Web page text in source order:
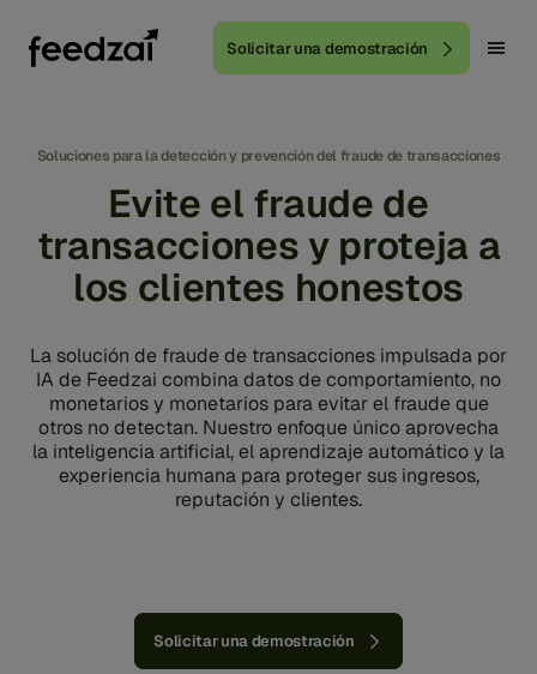
Solicitar una demostración
Soluciones para la detección y prevención del fraude de transacciones
Evite el fraude de
transacciones y proteja a
los clientes honestos
La solución de fraude de transacciones impulsada por
IA de Feedzai combina datos de comportamiento, no
monetarios y monetarios para evitar el fraude que
otros no detectan. Nuestro enfoque único aprovecha
la inteligencia artificial, el aprendizaje automático y la
experiencia humana para proteger sus ingresos,
reputación y clientes.
Solicitar una demostración